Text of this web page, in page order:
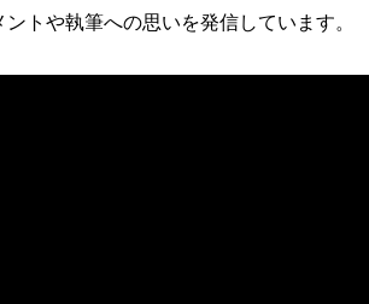
ントや執筆への思いを発信しています。